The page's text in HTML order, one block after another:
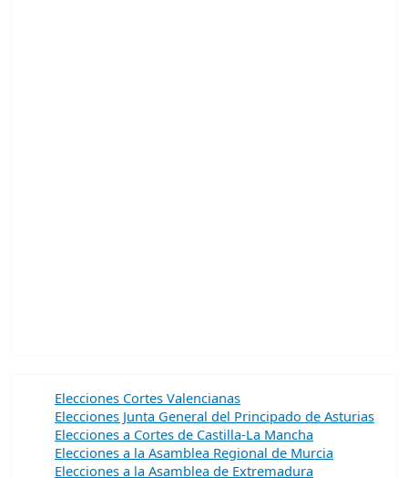
Elecciones Cortes Valencianas
Elecciones Junta General del Principado de Asturias
Elecciones a Cortes de Castilla-La Mancha
Elecciones a la Asamblea Regional de Murcia
Elecciones a la Asamblea de Extremadura